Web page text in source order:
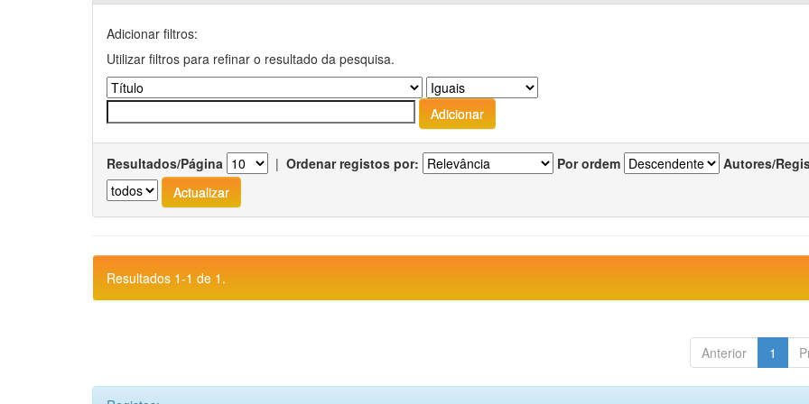
Adicionar filtros:
Utilizar filtros para refinar o resultado da pesquisa.
Resultados/Página | Ordenar registos por: Por ordem Autores/
Resultados 1-1 de 1.
Anterior 1